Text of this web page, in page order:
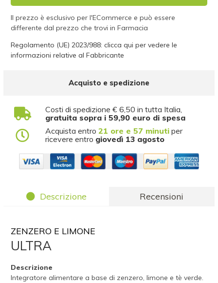
Il prezzo è esclusivo per l'ECommerce e può essere
differente dal prezzo che trovi in Farmacia
Regolamento (UE) 2023/988: clicca qui per vedere le
informazioni relative al Fabbricante
Acquisto e spedizione
Costi di spedizione € 6,50 in tutta Italia,
gratuita sopra i 59,90 euro di spesa
Acquista entro21 ore e 57 minuti per
ricevere entro giovedì 13 agosto
Descrizione Recensioni
ZENZERO E LIMONE
ULTRA
Descrizione
Integratore alimentare a base di zenzero, limone e tè verde.